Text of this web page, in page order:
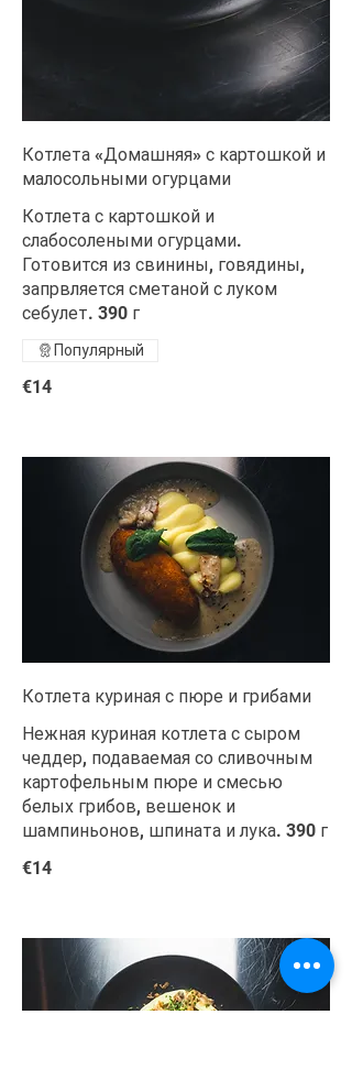
Котлета «Домашняя» с картошкой и
малосольными огурцами
Котлета с картошкой и
слабосолеными огурцами.
Готовится из свинины, говядины,
запрвляется сметаной с луком
себулет. 390 г
€14
Популярный
Котлета куриная с пюре и грибами
Нежная куриная котлета с сыром
чеддер, подаваемая со сливочным
картофельным пюре и смесью
белых грибов, вешенок и
шампиньонов, шпината и лука. 390 г
€14